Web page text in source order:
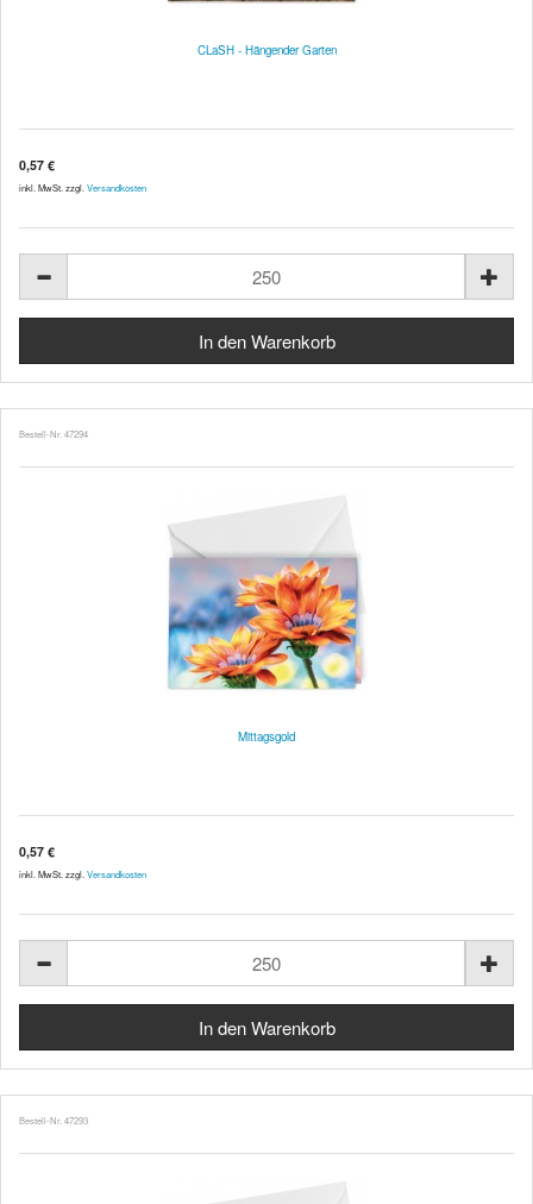
CLaSH - Hängender Garten
0,57 €
inkl. MwSt. zzgl. Versandkosten
Bestell-Nr. 47294
Mittagsgold
0,57 €
inkl. MwSt. zzgl. Versandkosten
Bestell-Nr. 47293